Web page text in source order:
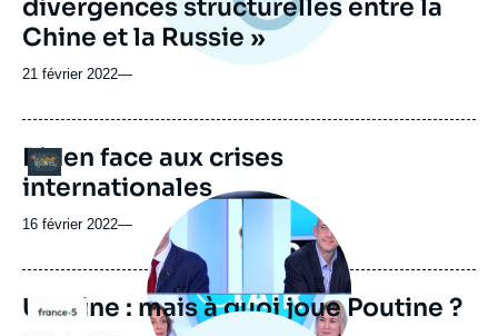
divergences structurelles entre la
Chine et la Russie »
21 février 2022—
Logo
Biden face aux crises
internationales
16 février 2022—
Logo
Image
principale
médiatique
Ukraine : mais à quoi joue Poutine ?